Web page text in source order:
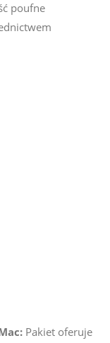
poufne
Pakiet oferuje